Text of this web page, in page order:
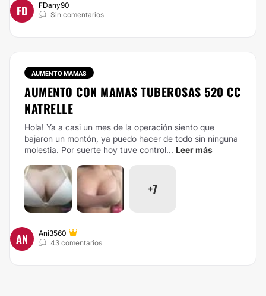
FD
FDany90
Sin comentarios
AUMENTO MAMAS
AUMENTO CON MAMAS TUBEROSAS 520 CC
NATRELLE
Hola! Ya a casi un mes de la operación siento que
bajaron un montón, ya puedo hacer de todo sin ninguna
molestia. Por suerte hoy tuve control... Leer más
+7
AN
Ani3560
43 comentarios